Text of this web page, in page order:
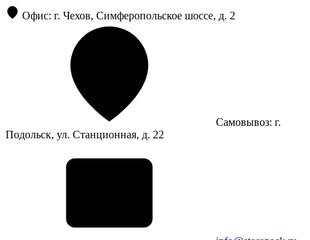
Офис: г. Чехов, Симферопольское шоссе, д. 2
Самовывоз: г.
Подольск, ул. Станционная, д. 22